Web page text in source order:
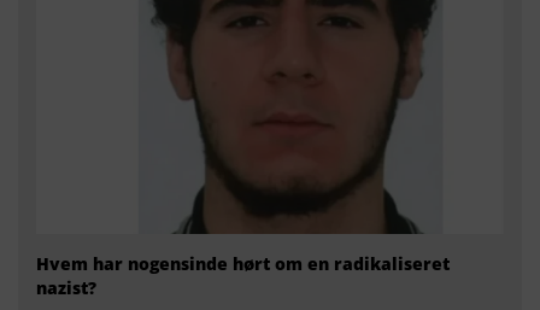
Hvem har nogensinde hørt om en radikaliseret
nazist?